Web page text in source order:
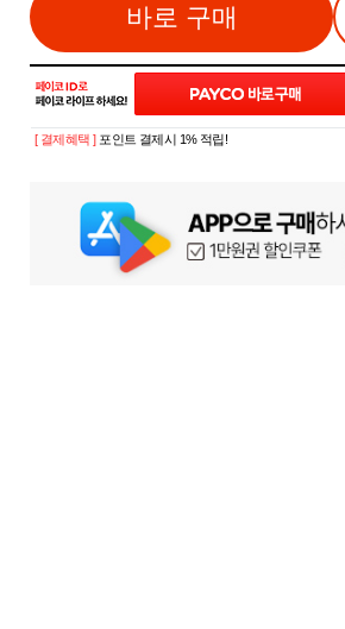
바로 구매
[ 결제혜택 ] 포인트 결제시 1% 적립!